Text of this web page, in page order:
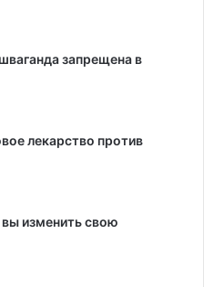
запрещена в
лекарство против
изменить свою